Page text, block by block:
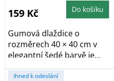
159 Kč Do košíku
Gumová dlaždice o
rozměrech 40 × 40 cm v
elegantní šedé barvě je
vyrobena z...
ihned k odeslání